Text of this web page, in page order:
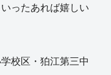
ったあれば嬉しい
校区・狛江第三中